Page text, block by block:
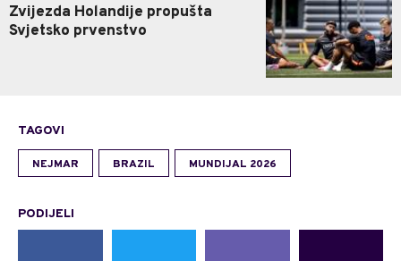
Zvijezda Holandije propušta
Svjetsko prvenstvo
TAGOVI
NEJMAR BRAZIL MUNDIJAL 2026
PODIJELI